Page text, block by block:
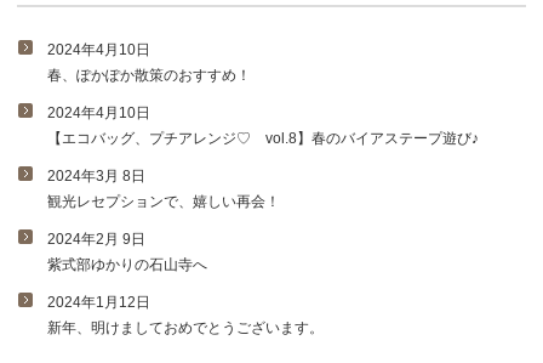
2024年4月10日
春、ぽかぽか散策のおすすめ！
2024年4月10日
【エコバッグ、プチアレンジ♡ vol.8】春のバイアステープ遊び♪
2024年3月 8日
観光レセプションで、嬉しい再会！
2024年2月 9日
紫式部ゆかりの石山寺へ
2024年1月12日
新年、明けましておめでとうございます。